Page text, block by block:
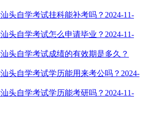
汕头自学考试挂科能补考吗？ 2024-11-
汕头自学考试怎么申请毕业？ 2024-11-
汕头自学考试成绩的有效期是多久？
汕头自学考试学历能用来考公吗？ 2024-
汕头自学考试学历能考研吗？ 2024-11-